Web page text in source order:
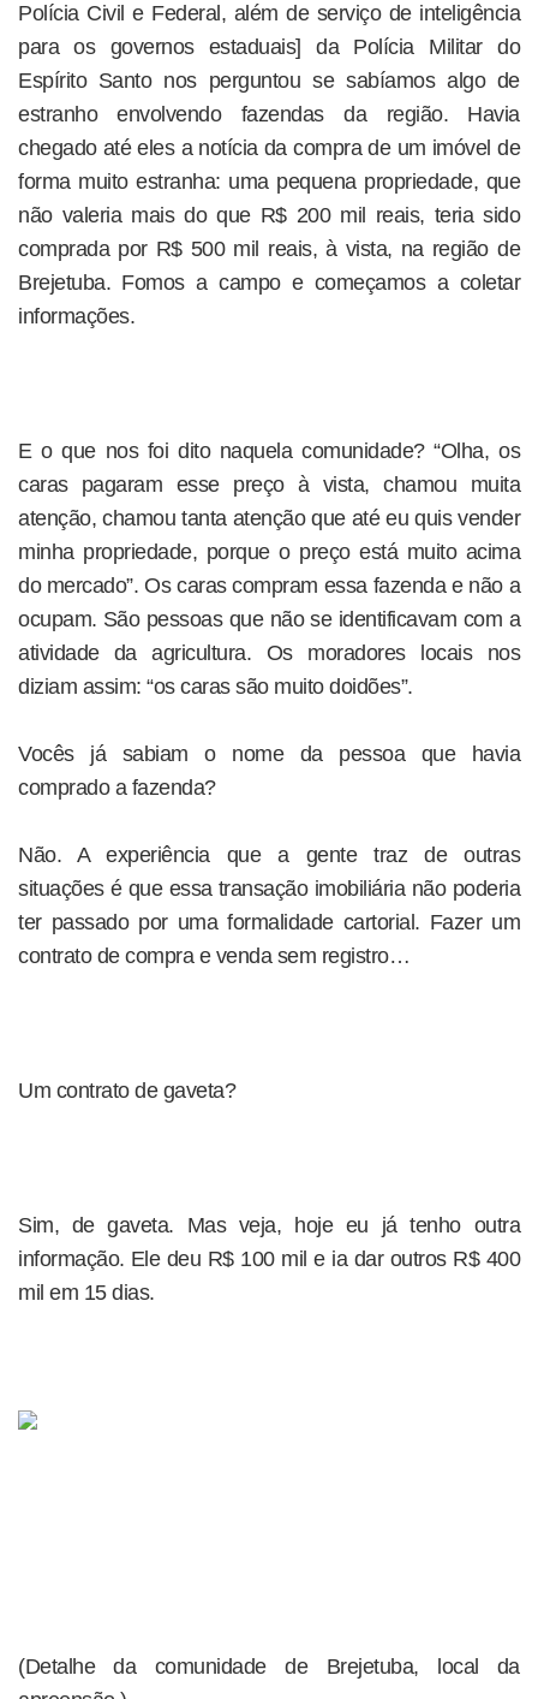
Polícia Civil e Federal, além de serviço de inteligência
para os governos estaduais] da Polícia Militar do
Espírito Santo nos perguntou se sabíamos algo de
estranho envolvendo fazendas da região. Havia
chegado até eles a notícia da compra de um imóvel de
forma muito estranha: uma pequena propriedade, que
não valeria mais do que R$ 200 mil reais, teria sido
comprada por R$ 500 mil reais, à vista, na região de
Brejetuba. Fomos a campo e começamos a coletar
informações.
E o que nos foi dito naquela comunidade? “Olha, os
caras pagaram esse preço à vista, chamou muita
atenção, chamou tanta atenção que até eu quis vender
minha propriedade, porque o preço está muito acima
do mercado”. Os caras compram essa fazenda e não a
ocupam. São pessoas que não se identificavam com a
atividade da agricultura. Os moradores locais nos
diziam assim: “os caras são muito doidões”.
Vocês já sabiam o nome da pessoa que havia
comprado a fazenda?
Não. A experiência que a gente traz de outras
situações é que essa transação imobiliária não poderia
ter passado por uma formalidade cartorial. Fazer um
contrato de compra e venda sem registro…
Um contrato de gaveta?
Sim, de gaveta. Mas veja, hoje eu já tenho outra
informação. Ele deu R$ 100 mil e ia dar outros R$ 400
mil em 15 dias.
(Detalhe da comunidade de Brejetuba, local da